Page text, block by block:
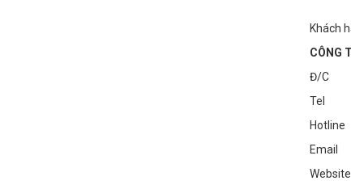
Khách
CÔNG
Đ/C :
Tel :
Email